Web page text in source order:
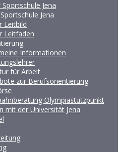
Jena
Jena
Leitbild
Leitfaden
Informationen
für Arbeit
zur Berufsorientierung
Olympiastützpunkt
mit der Universität Jena